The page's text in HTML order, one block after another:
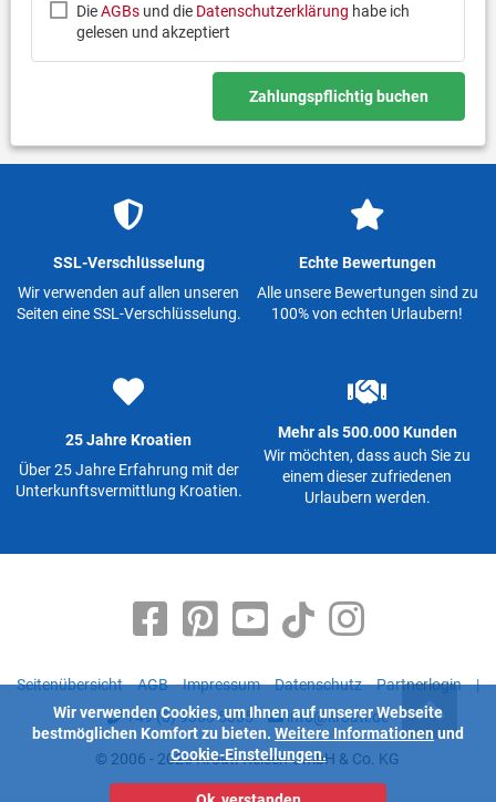
DieAGBsund die Datenschutzerklärung habe ich
gelesen und akzeptiert
Zahlungspflichtig buchen
SSL-Verschlüsselung
Wir verwenden auf allen unseren
Seiten eine SSL-Verschlüsselung.
Echte Bewertungen
Alle unsere Bewertungen sind zu
100% von echten Urlaubern!
25 Jahre Kroatien
Über 25 Jahre Erfahrung mit der
Unterkunftsvermittlung Kroatien.
Mehr als 500.000 Kunden
Wir möchten, dass auch Sie zu
einem dieser zufriedenen
Urlaubern werden.
Seitenübersicht AGB Impressum Datenschutz Partnerlogin
|
+49 (0) 9363 5335
info@kroati.de
© 2006 - 2026 Kroati-Reisen GmbH & Co. KG
Wir verwenden Cookies, um Ihnen auf unserer Webseite
bestmöglichen Komfort zu bieten. Weitere Informationen und
Cookie-Einstellungen.